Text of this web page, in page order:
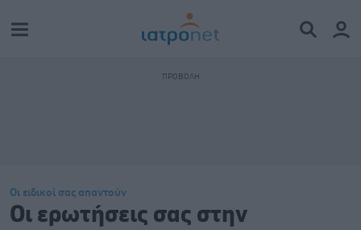
Οι ειδικοί σας απαντούν
Οι ερωτήσεις σας στην